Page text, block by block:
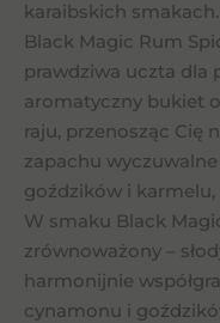
karaibskich smakach.
Black Magic Rum
prawdziwa uczta dla
aromatyczny bukiet
raju, przenosząc Cię
zapachu
goździków i
W smaku Black
zrównoważony –
harmonijnie
cynamonu i